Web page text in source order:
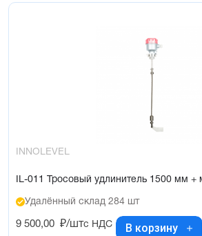
INNOLEVEL
IL-011 Тросовый удлинитель 1500 мм
Удалённый склад 284 шт
9 500,00 ₽/штс НДС В корзину